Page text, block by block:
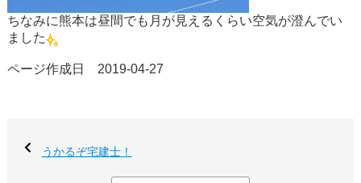
ちなみに熊本は昼間でも月が見えるくらい空気が澄んでい
ました
ページ作成日 2019-04-27
うかるぞ宅建士！